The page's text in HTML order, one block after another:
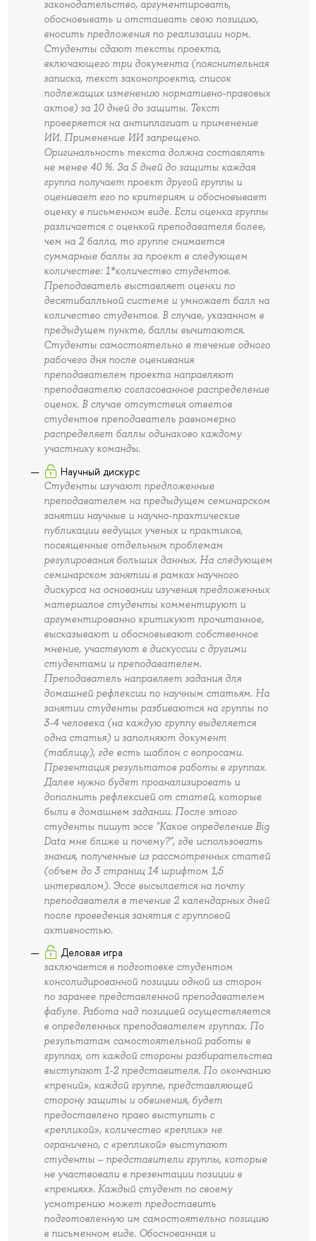
законодательство, аргументировать,
обосновывать и отстаивать свою позицию,
вносить предложения по реализации норм.
Студенты сдают тексты проекта,
включающего три документа (пояснительная
записка, текст законопроекта, список
подлежащих изменению нормативно-правовых
актов) за 10 дней до защиты. Текст
проверяется на антиплагиат и применение
ИИ. Применение ИИ запрещено.
Оригинальность текста должна составлять
не менее 40 %. За 5 дней до защиты каждая
группа получает проект другой группы и
оценивает его по критериям и обосновывает
оценку в письменном виде. Если оценка группы
различается с оценкой преподавателя более,
чем на 2 балла, то группе снимается
суммарные баллы за проект в следующем
количестве: 1*количество студентов.
Преподаватель выставляет оценки по
десятибалльной системе и умножает балл на
количество студентов. В случае, указанном в
предыдущем пункте, баллы вычитаются.
Студенты самостоятельно в течение одного
рабочего дня после оценивания
преподавателем проекта направляют
преподавателю согласованное распределение
оценок. В случае отсутствия ответов
студентов преподаватель равномерно
распределяет баллы одинаково каждому
участнику команды.
Научный дискурс
Студенты изучают предложенные
преподавателем на предыдущем семинарском
занятии научные и научно-практические
публикации ведущих ученых и практиков,
посвященные отдельным проблемам
регулирования больших данных. На следующем
семинарском занятии в рамках научного
дискурса на основании изучения предложенных
материалов студенты комментируют и
аргументированно критикуют прочитанное,
высказывают и обосновывают собственное
мнение, участвуют в дискуссии с другими
студентами и преподавателем.
Преподаватель направляет задания для
домашней рефлексии по научным статьям. На
занятии студенты разбиваются на группы по
3-4 человека (на каждую группу выделяется
одна статья) и заполняют документ
(таблицу), где есть шаблон с вопросами.
Презентация результатов работы в группах.
Далее нужно будет проанализировать и
дополнить рефлексией от статей, которые
были в домашнем задании. После этого
студенты пишут эссе "Какое определение Big
Data мне ближе и почему?", где использовать
знания, полученные из рассмотренных статей
(объем до 3 страниц 14 шрифтом 1,5
интервалом). Эссе высылается на почту
преподавателя в течение 2 календарных дней
после проведения занятия с групповой
активностью.
Деловая игра
заключается в подготовке студентом
консолидированной позиции одной из сторон
по заранее представленной преподавателем
фабуле. Работа над позицией осуществляется
в определенных преподавателем группах. По
результатам самостоятельной работы в
группах, от каждой стороны разбирательства
выступают 1-2 представителя. По окончанию
«прений», каждой группе, представляющей
сторону защиты и обвинения, будет
предоставлено право выступить с
«репликой», количество «реплик» не
ограничено, с «репликой» выступают
студенты – представители группы, которые
не участвовали в презентации позиции в
«прениях». Каждый студент по своему
усмотрению может предоставить
подготовленную им самостоятельно позицию
в письменном виде. Обоснованная и